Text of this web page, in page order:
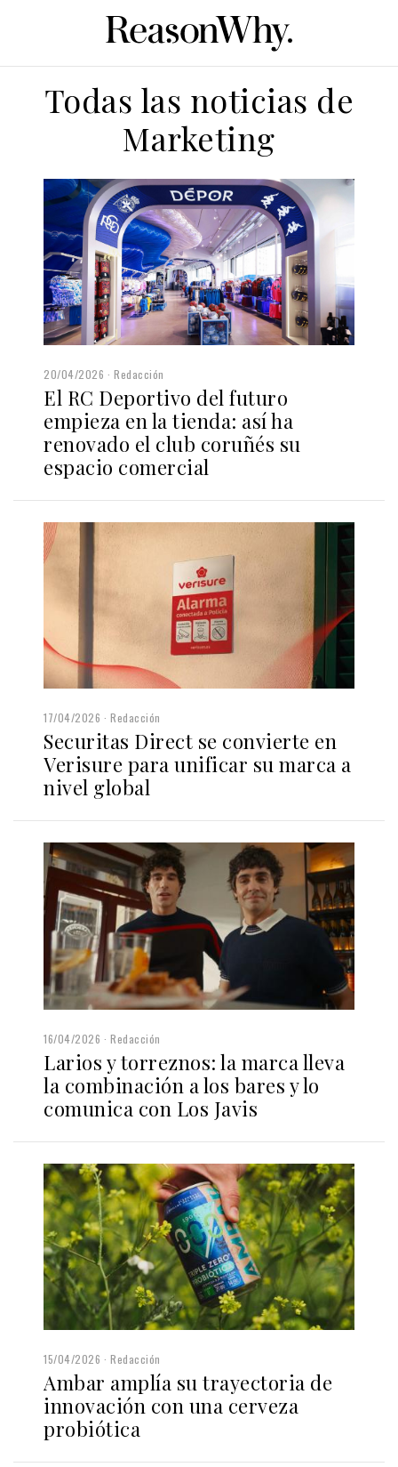
Todas las noticias de
Marketing
20/04/2026 Redacción
El RC Deportivo del futuro
empieza en la tienda: así ha
renovado el club coruñés su
espacio comercial
17/04/2026 Redacción
Securitas Direct se convierte en
Verisure para unificar su marca a
nivel global
16/04/2026 Redacción
Larios y torreznos: la marca lleva
la combinación a los bares y lo
comunica con Los Javis
15/04/2026 Redacción
Ambar amplía su trayectoria de
innovación con una cerveza
probiótica